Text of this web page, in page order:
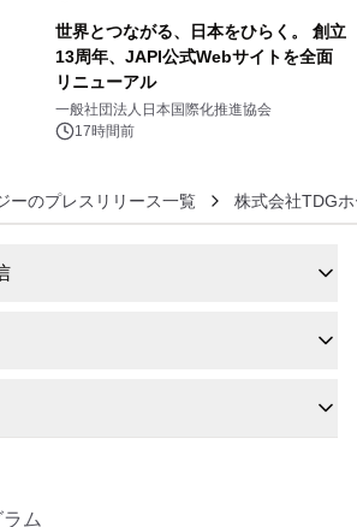
世界とつながる、日本をひらく。 創立
13周年、JAPI公式Webサイトを全面
リニューアル
一般社団法人日本国際化推進協会
17時間前
ーのプレスリリース一覧 株式会社TDG
ム